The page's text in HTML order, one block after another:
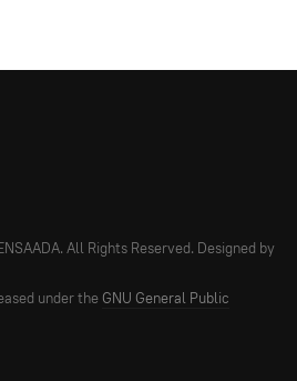
All Rights Reserved. Designed by
under the GNU General Public